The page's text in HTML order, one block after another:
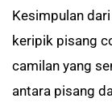
Kesimpulan
keripik pisang
camilan yang
antara pisang